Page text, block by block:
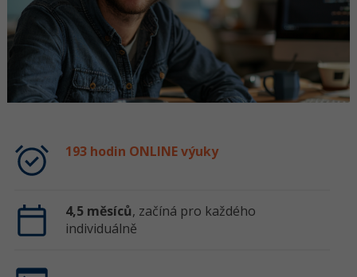
193 hodin ONLINE výuky
4,5 měsíců, začíná pro každého
individuálně